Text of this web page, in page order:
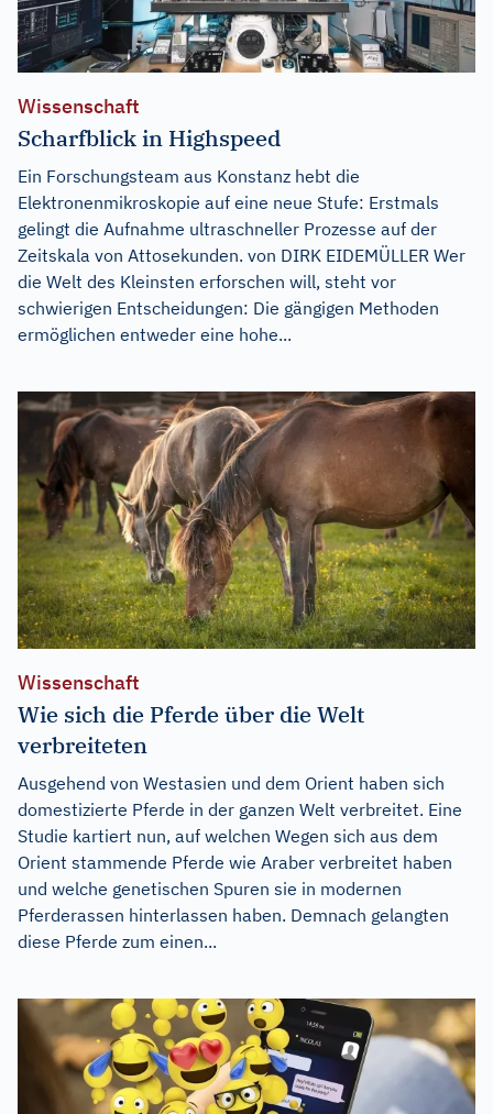
Wissenschaft
Scharfblick in Highspeed
Ein Forschungsteam aus Konstanz hebt die
Elektronenmikroskopie auf eine neue Stufe: Erstmals
gelingt die Aufnahme ultraschneller Prozesse auf der
Zeitskala von Attosekunden. von DIRK EIDEMÜLLER Wer
die Welt des Kleinsten erforschen will, steht vor
schwierigen Entscheidungen: Die gängigen Methoden
ermöglichen entweder eine hohe...
Wissenschaft
Wie sich die Pferde über die Welt
verbreiteten
Ausgehend von Westasien und dem Orient haben sich
domestizierte Pferde in der ganzen Welt verbreitet. Eine
Studie kartiert nun, auf welchen Wegen sich aus dem
Orient stammende Pferde wie Araber verbreitet haben
und welche genetischen Spuren sie in modernen
Pferderassen hinterlassen haben. Demnach gelangten
diese Pferde zum einen...